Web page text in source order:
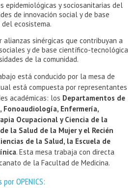
epidemiológicas y sociosanitarias del
de innovación social y de base
ecosistema.
alianzas sinérgicas que contribuyan a
y de base científico-tecnológica
de la comunidad.
está conducido por la mesa de
está compuesta por representantes
académicas: los Departamentos de
Enfermería,
Ocupacional y Ciencia de la
la Salud de la Mujer y el Recién
de la Salud, la Escuela de
. Esta mesa trabaja con directa
de la Facultad de Medicina.
OPENICS: